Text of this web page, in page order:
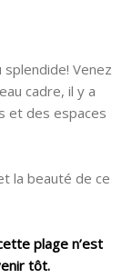
splendide! Venez
cadre, il y a
et des espaces
la beauté de ce
plage n’est
tôt.